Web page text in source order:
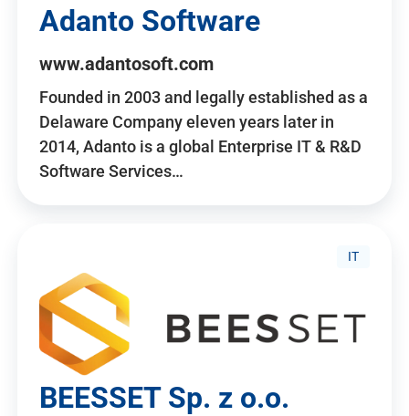
Adanto Software
www.adantosoft.com
Founded in 2003 and legally established as a
Delaware Company eleven years later in
2014, Adanto is a global Enterprise IT & R&D
Software Services…
IT
BEESSET Sp. z o.o.